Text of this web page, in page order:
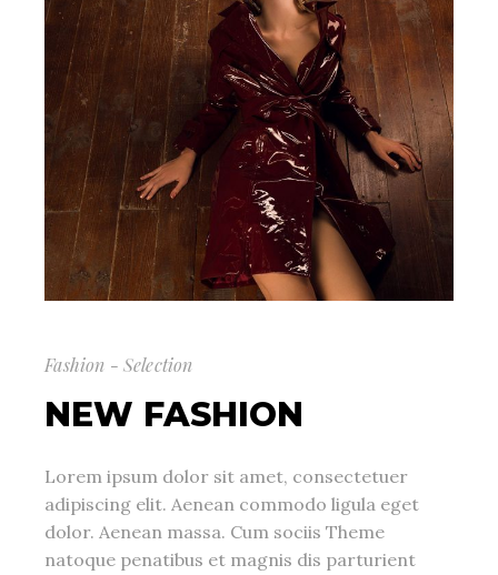
Fashion - Selection
NEW FASHION
Lorem ipsum dolor sit amet, consectetuer
adipiscing elit. Aenean commodo ligula eget
dolor. Aenean massa. Cum sociis Theme
natoque penatibus et magnis dis parturient